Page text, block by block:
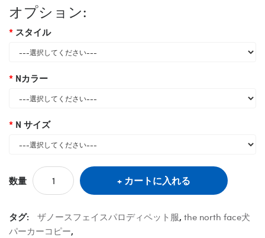
オプション:
スタイル
Nカラー
N サイズ
数量 カートに入れる
タグ: ザノースフェイスパロディペット服, the north face犬
パーカーコピー,